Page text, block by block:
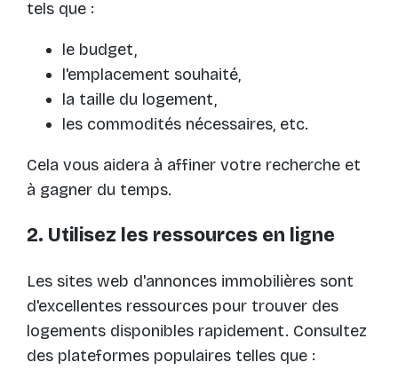
tels que :
le budget,
l'emplacement souhaité,
la taille du logement,
les commodités nécessaires, etc.
Cela vous aidera à affiner votre recherche et
à gagner du temps.
2. Utilisez les ressources en ligne
Les sites web d'annonces immobilières sont
d'excellentes ressources pour trouver des
logements disponibles rapidement. Consultez
des plateformes populaires telles que :